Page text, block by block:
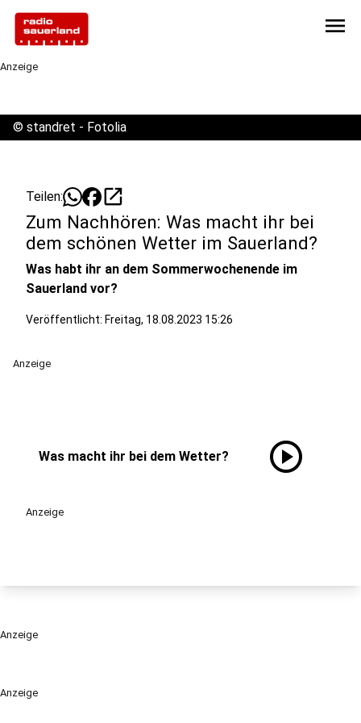
menu
Anzeige
Anzeige
© standret - Fotolia
Teilen: open_in_new
Zum Nachhören: Was macht ihr bei
dem schönen Wetter im Sauerland?
Was habt ihr an dem Sommerwochenende im
Sauerland vor?
Veröffentlicht: Freitag, 18.08.2023 15:26
Anzeige
Was macht ihr bei dem Wetter? play_circle
Anzeige
Anzeige